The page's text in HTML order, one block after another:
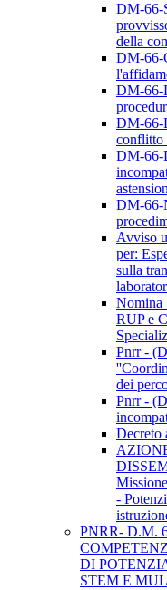
DM-66-
della
DM-66-
DM-66-
DM-66-
conflitto
DM-66-
DM-66-
Avviso
per:
sulla
Nomina
RUP e
Pnrr -
dei
Pnrr -
Decreto
-
PNRR- D.M.
DI
STEM E